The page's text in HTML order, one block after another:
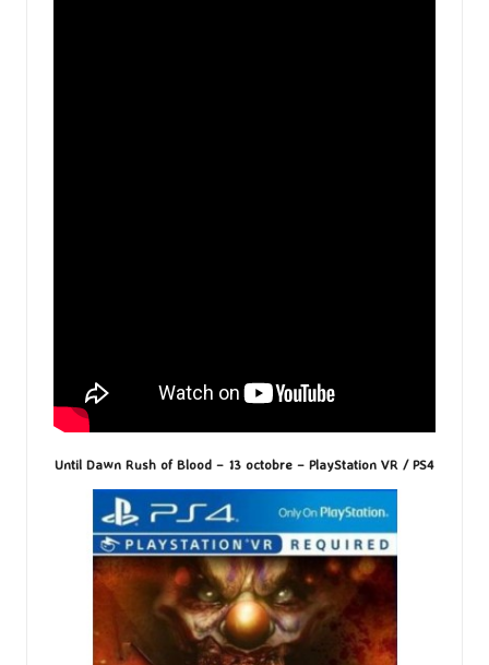
Until Dawn Rush of Blood – 13 octobre – PlayStation VR / PS4